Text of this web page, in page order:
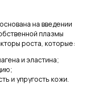
на введении
плазмы
роста, которые:
и эластина;
и упругость кожи.